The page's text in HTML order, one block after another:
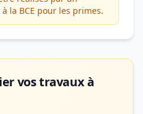
la BCE pour les primes.
vos travaux à